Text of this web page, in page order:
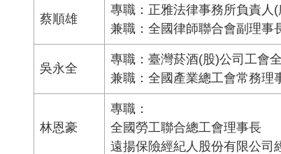
蔡順雄
專職：正雅法律事務所負責人(
兼職：全國律師聯合會副理事
吳永全
專職：臺灣菸酒(股)公司工會
兼職：全國產業總工會常務理
林恩豪
專職：
全國勞工聯合總工會理事長
遠揚保險經紀人股份有限公司